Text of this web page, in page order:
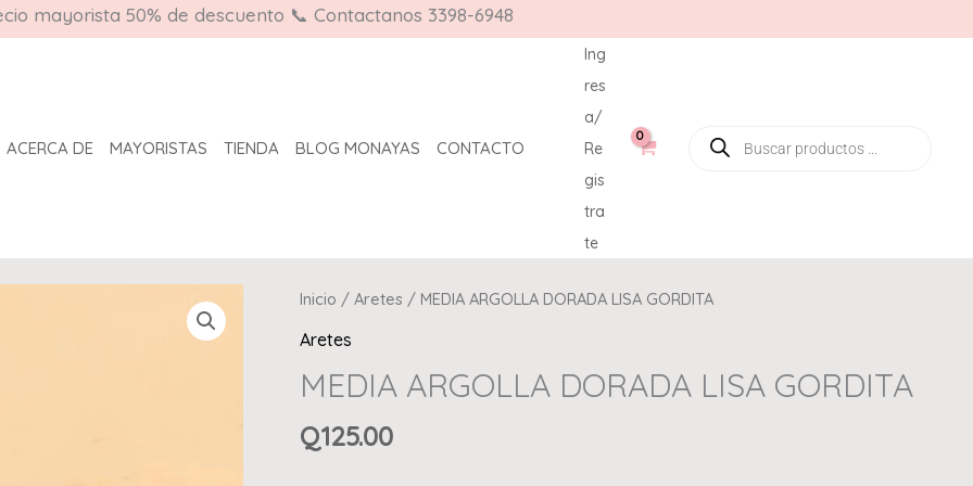
mayorista 50% de descuento 📞 Contactanos 3398-6948
ACERCA DE MAYORISTAS TIENDA BLOG MONAYAS CONTACTO
Ing
res
a/
Re
gis
tra
te
Inicio /Aretes / MEDIA ARGOLLA DORADA LISA GORDITA
Aretes
MEDIA ARGOLLA DORADA LISA GORDITA
Q125.00
MEDIA
ARGOLLA
LISA
cantidad